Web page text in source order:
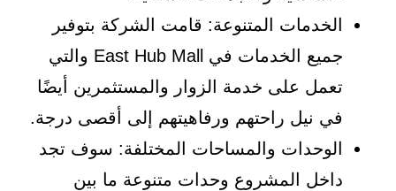
الخدمات المتنوعة: قامت الشركة بتوفير
جميع الخدمات في East Hub Mall والتي
تعمل على خدمة الزوار والمستثمرين أيضًا
في نيل راحتهم ورفاهيتهم إلى أقصى درجة.
الوحدات والمساحات المختلفة: سوف تجد
داخل المشروع وحدات متنوعة ما بين